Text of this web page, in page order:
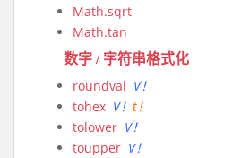
Math.sqrt
Math.tan
数字 / 字符串格式化
roundval V！
tohex V！ t！
tolower V！
toupper V！